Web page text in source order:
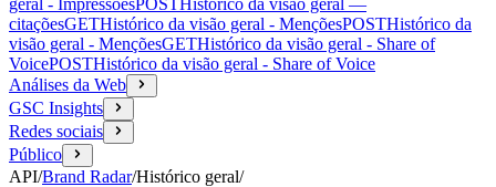
citaçõesGETHistórico da visão geral - MençõesPOSTHistórico da
visão geral - MençõesGETHistórico da visão geral - Share of
VoicePOSTHistórico da visão geral - Share of Voice
Análises da Web
GSC Insights
Redes sociais
Público
API/Brand Radar/Histórico geral/